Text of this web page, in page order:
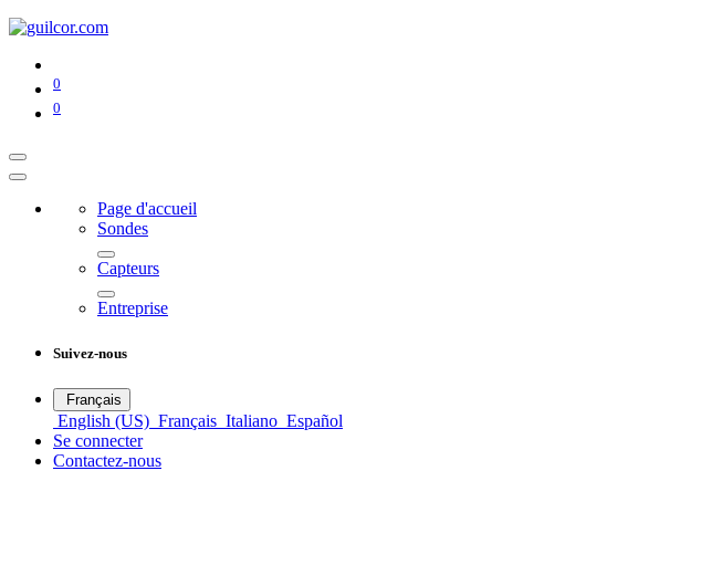
0
0
Page d'accueil
Sondes
Capteurs
Entreprise
Suivez-nous
Français
English (US) Français Italiano Español
Se connecter
Contactez-nous